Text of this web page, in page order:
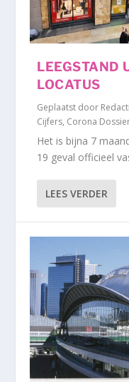
LEEGSTAND
LOCATUS
Geplaatst door
Cijfers, Corona
Het is bijna 7
19 geval officieel
LEES VERDER